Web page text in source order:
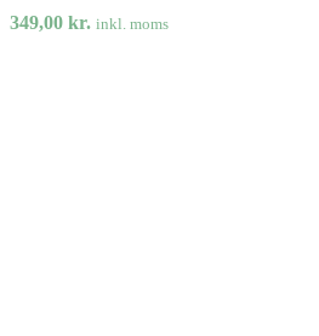
349,00 kr. inkl. moms